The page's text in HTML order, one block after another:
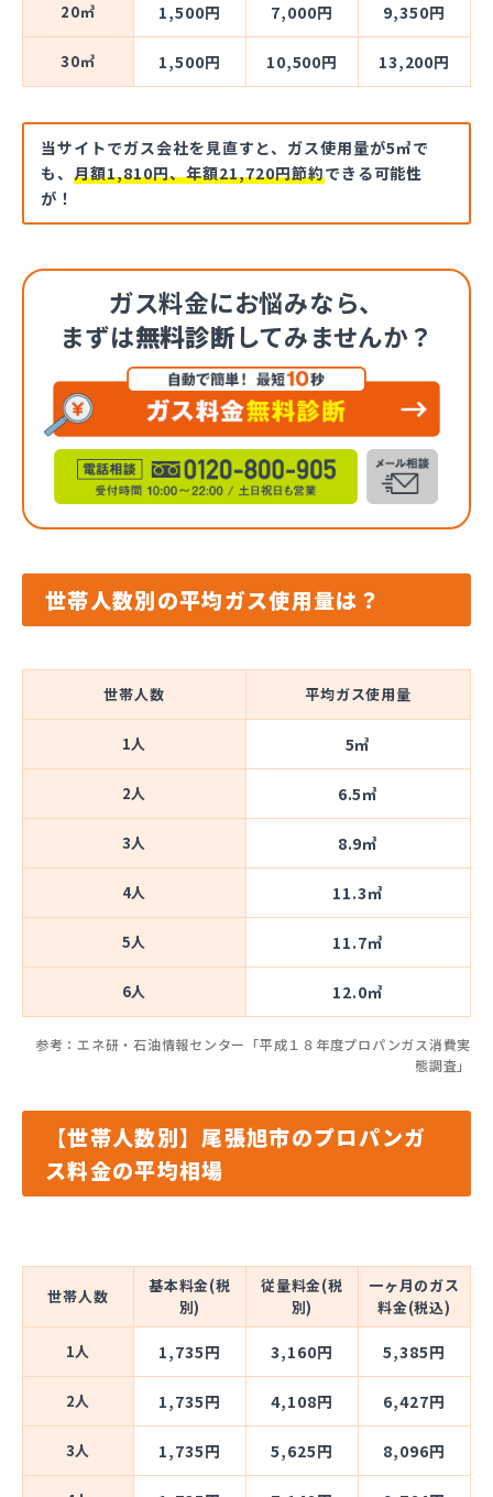
20㎥ 1,500円 7,000円 9,350円
30㎥ 1,500円 10,500円 13,200円
当サイトでガス会社を見直すと、ガス使用量が5㎥で
も、 月額1,810円、年額21,720円節約できる可能性
が！
ガス料金にお悩みなら、
まずは無料診断してみませんか？
世帯人数別の平均ガス使用量は？
世帯人数 平均ガス使用量
1人 5㎥
2人 6.5㎥
3人 8.9㎥
4人 11.3㎥
5人 11.7㎥
6人 12.0㎥
参考：エネ研・石油情報センター「平成１８年度プロパンガス消費実
態調査」
【世帯人数別】尾張旭市のプロパンガ
ス料金の平均相場
世帯人数
基本料金(税
別)
従量料金(税
別)
一ヶ月のガス
料金(税込)
1人 1,735円 3,160円 5,385円
2人 1,735円 4,108円 6,427円
3人 1,735円 5,625円 8,096円